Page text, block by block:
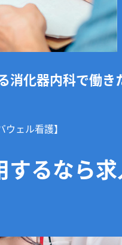
消化器内科で働き
ェル看護】
するなら